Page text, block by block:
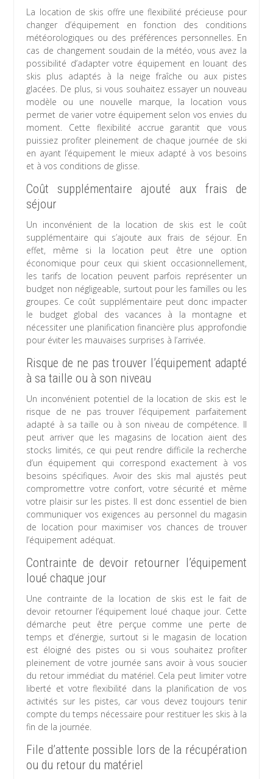
La location de skis offre une flexibilité précieuse pour
changer d’équipement en fonction des conditions
météorologiques ou des préférences personnelles. En
cas de changement soudain de la météo, vous avez la
possibilité d’adapter votre équipement en louant des
skis plus adaptés à la neige fraîche ou aux pistes
glacées. De plus, si vous souhaitez essayer un nouveau
modèle ou une nouvelle marque, la location vous
permet de varier votre équipement selon vos envies du
moment. Cette flexibilité accrue garantit que vous
puissiez profiter pleinement de chaque journée de ski
en ayant l’équipement le mieux adapté à vos besoins
et à vos conditions de glisse.
Coût supplémentaire ajouté aux frais de
séjour
Un inconvénient de la location de skis est le coût
supplémentaire qui s’ajoute aux frais de séjour. En
effet, même si la location peut être une option
économique pour ceux qui skient occasionnellement,
les tarifs de location peuvent parfois représenter un
budget non négligeable, surtout pour les familles ou les
groupes. Ce coût supplémentaire peut donc impacter
le budget global des vacances à la montagne et
nécessiter une planification financière plus approfondie
pour éviter les mauvaises surprises à l’arrivée.
Risque de ne pas trouver l’équipement adapté
à sa taille ou à son niveau
Un inconvénient potentiel de la location de skis est le
risque de ne pas trouver l’équipement parfaitement
adapté à sa taille ou à son niveau de compétence. Il
peut arriver que les magasins de location aient des
stocks limités, ce qui peut rendre difficile la recherche
d’un équipement qui correspond exactement à vos
besoins spécifiques. Avoir des skis mal ajustés peut
compromettre votre confort, votre sécurité et même
votre plaisir sur les pistes. Il est donc essentiel de bien
communiquer vos exigences au personnel du magasin
de location pour maximiser vos chances de trouver
l’équipement adéquat.
Contrainte de devoir retourner l’équipement
loué chaque jour
Une contrainte de la location de skis est le fait de
devoir retourner l’équipement loué chaque jour. Cette
démarche peut être perçue comme une perte de
temps et d’énergie, surtout si le magasin de location
est éloigné des pistes ou si vous souhaitez profiter
pleinement de votre journée sans avoir à vous soucier
du retour immédiat du matériel. Cela peut limiter votre
liberté et votre flexibilité dans la planification de vos
activités sur les pistes, car vous devez toujours tenir
compte du temps nécessaire pour restituer les skis à la
fin de la journée.
File d’attente possible lors de la récupération
ou du retour du matériel